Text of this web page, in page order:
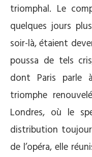
triomphal. Le
quelques jours
soir-là, étaient
poussa de tels
dont Paris parle
triomphe
Londres, où le
distribution
de l’opéra, elle